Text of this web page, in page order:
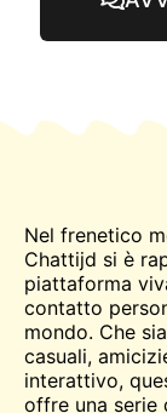
Nel frenetico
Chattijd si è
piattaforma
contatto
mondo. Che
casuali,
interattivo,
offre una serie